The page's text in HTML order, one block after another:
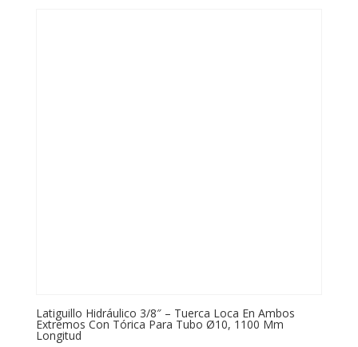
Latiguillo Hidráulico 3/8″ – Tuerca Loca En Ambos
Extremos Con Tórica Para Tubo Ø10, 1100 Mm
Longitud